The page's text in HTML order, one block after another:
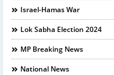
Israel-Hamas War
Lok Sabha Election 2024
MP Breaking News
National News